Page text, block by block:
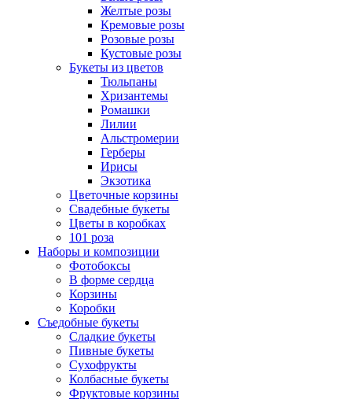
Желтые розы
Кремовые розы
Розовые розы
Кустовые розы
Букеты из цветов
Тюльпаны
Хризантемы
Ромашки
Лилии
Альстромерии
Герберы
Ириcы
Экзотика
Цветочные корзины
Свадебные букеты
Цветы в коробках
101 роза
Наборы и композиции
Фотобоксы
В форме сердца
Корзины
Коробки
Съедобные букеты
Сладкие букеты
Пивные букеты
Сухофрукты
Колбасные букеты
Фруктовые корзины